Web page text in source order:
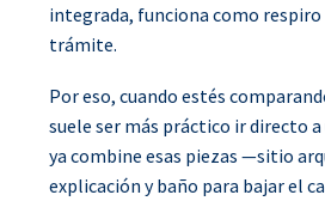
integrada, funciona como
trámite.
Por eso, cuando estés
suele ser más práctico ir directo
ya combine esas piezas —sitio
explicación y baño para bajar el